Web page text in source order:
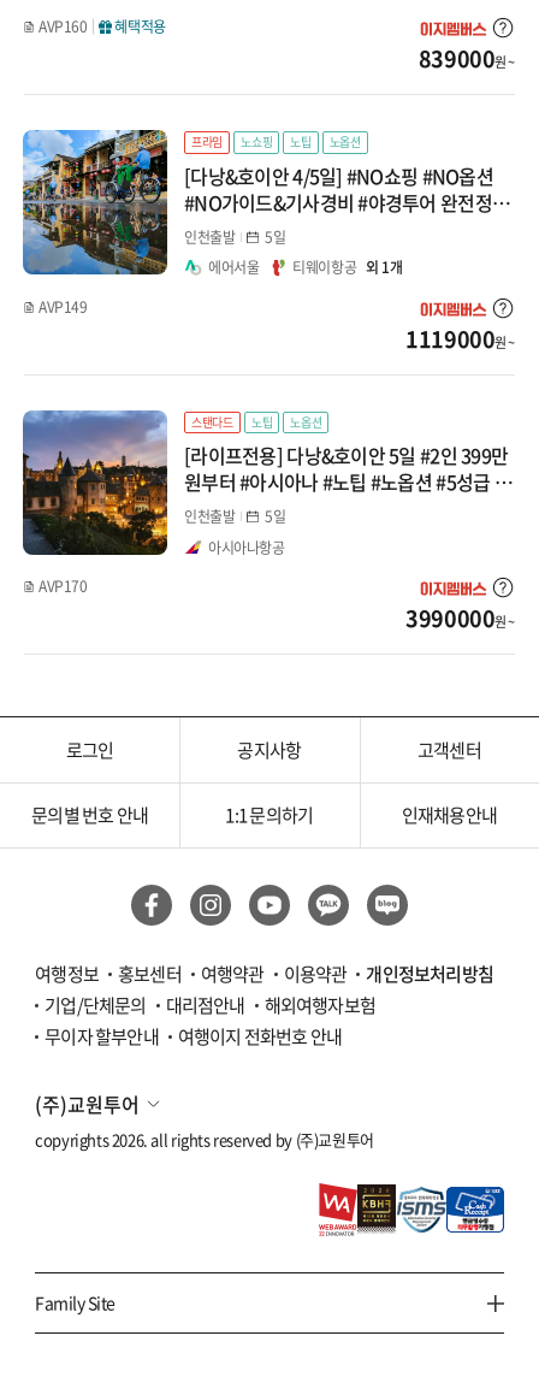
AVP160
혜택적용
839000원 ~
프라임 노쇼핑 노팁 노옵션
[다낭&호이안 4/5일] #NO쇼핑 #NO옵션
#NO가이드&기사경비 #야경투어 완전정복
#씨클로 #유람선 #바구니배 #반나절자유2
회 #특별 패키지
인천출발
5일
에어서울
티웨이항공 외 1개
AVP149
1119000원 ~
스탠다드 노팁 노옵션
[라이프전용] 다낭&호이안 5일 #2인 399만
원부터 #아시아나 #노팁 #노옵션 #5성급 #
시타딘펄 #리조트 패키지
인천출발
5일
아시아나항공
AVP170
3990000원 ~
로그인 공지사항 고객센터
문의별 번호 안내 1:1 문의하기 인재채용안내
여행정보 홍보센터 여행약관 이용약관
개인정보처리방침
기업/단체문의
대리점안내
해외여행자보험
무이자 할부안내
여행이지 전화번호 안내
(주)교원투어
copyrights 2026. all rights reserved by (주)교원투어
Family Site